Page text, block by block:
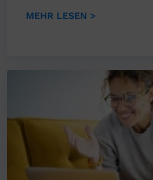
MEHR LESEN >